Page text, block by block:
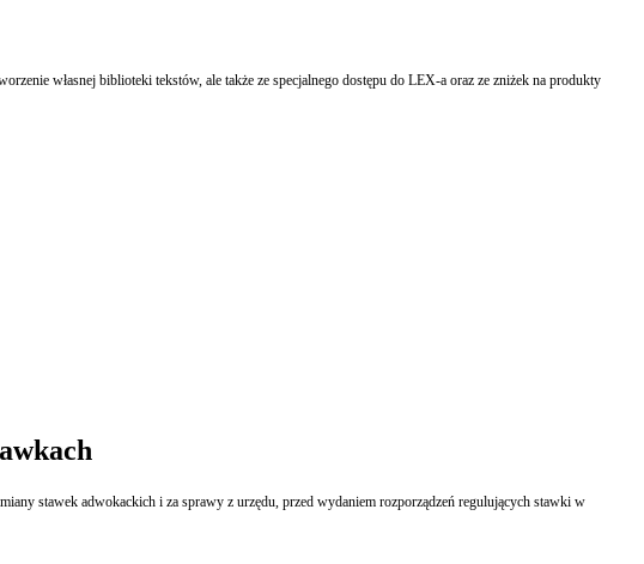
własnej biblioteki tekstów, ale także ze specjalnego dostępu do LEX-a oraz ze zniżek na produkty
stawek adwokackich i za sprawy z urzędu, przed wydaniem rozporządzeń regulujących stawki w